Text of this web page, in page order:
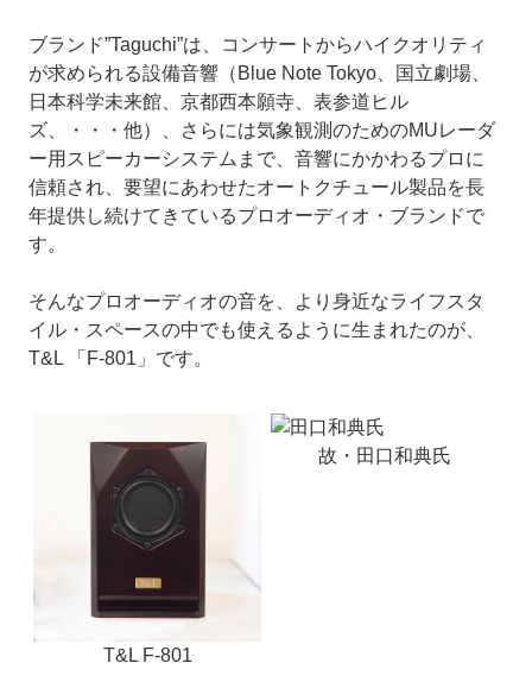
ブランド”Taguchi”は、コンサートからハイクオリティ
が求められる設備音響（Blue Note Tokyo、国立劇場、
日本科学未来館、京都西本願寺、表参道ヒル
ズ、・・・他）、さらには気象観測のためのMUレーダ
ー用スピーカーシステムまで、音響にかかわるプロに
信頼され、要望にあわせたオートクチュール製品を長
年提供し続けてきているプロオーディオ・ブランドで
す。
そんなプロオーディオの音を、より身近なライフスタ
イル・スペースの中でも使えるように生まれたのが、
T&L 「F-801」です。
T&L F-801
故・田口和典氏